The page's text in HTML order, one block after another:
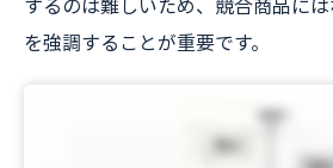
を強調することが重要です。